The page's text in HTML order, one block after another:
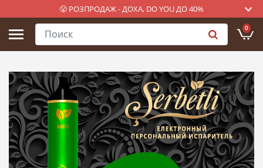
😤 РОЗПРОДАЖ - ДОХА, DO YOU ДО 40%
0